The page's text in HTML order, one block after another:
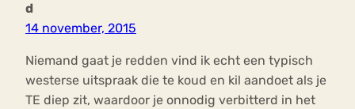
d
14 november, 2015
Niemand gaat je redden vind ik echt een typisch
westerse uitspraak die te koud en kil aandoet als je
TE diep zit, waardoor je onnodig verbitterd in het